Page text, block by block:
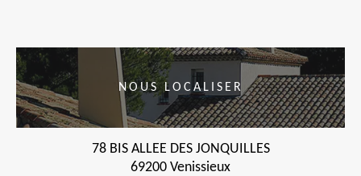
NOUS LOCALISER
78 BIS ALLEE DES JONQUILLES
69200 Venissieux